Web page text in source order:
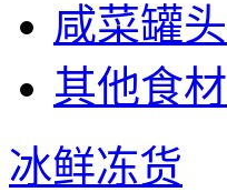
咸菜罐头
其他食材
冰鲜冻货